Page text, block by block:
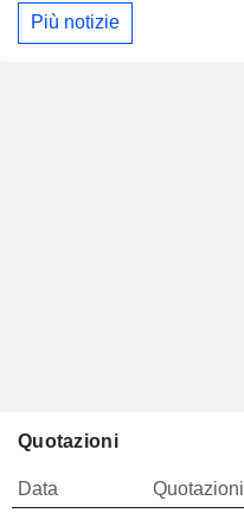
Più notizie
Quotazioni
Data Quotazioni